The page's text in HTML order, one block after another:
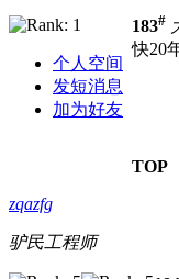
个人空间
发短消息
加为好友
183#
快20
TOP
zqazfg
驴民工程师